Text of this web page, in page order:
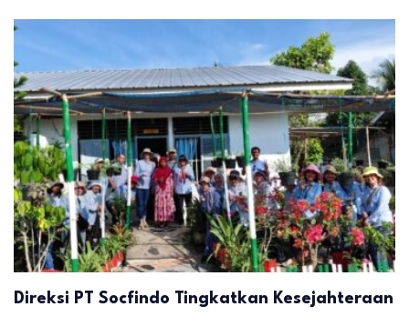
Direksi PT Socfindo Tingkatkan Kesejahteraan